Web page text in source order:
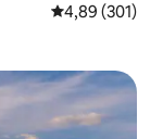
Gemiddelde
4,89 (301)